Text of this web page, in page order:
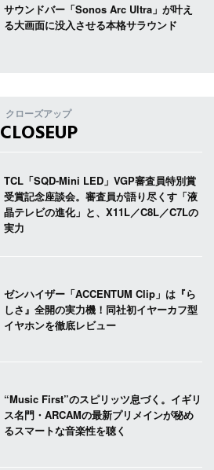
サウンドバー「Sonos Arc Ultra」が叶え
る大画面に没入させる本格サラウンド
クローズアップ
CLOSEUP
TCL「SQD-Mini LED」VGP審査員特別賞
受賞記念座談会。審査員が語り尽くす「液
晶テレビの進化」と、X11L／C8L／C7Lの
実力
ゼンハイザー「ACCENTUM Clip」は『ら
しさ』全開の実力機！同社初イヤーカフ型
イヤホンを徹底レビュー
“Music First”のスピリッツ息づく。イギリ
ス名門・ARCAMの最新プリメインが秘め
るスマートな音楽性を聴く